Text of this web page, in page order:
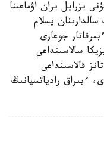
ءتۇنى يزرايل يران اۋماعىنا
يسلام
جوعارى
سالاسىنداعى
قالاسىنداعى
ءبىراق رادياتسيانىڭ